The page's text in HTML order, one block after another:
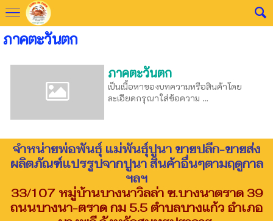
ภาคตะวันตก
ภาคตะวันตก
เป็นเนื้อหาของบทความหรือสินค้าโดย
ละเอียดกรุณาใส่ข้อความ …
จำหน่ายพ่อพันธุ์ แม่พันธุ์ปูนา ขายปลีก-ขายส่ง
ผลิตภัณฑ์แปรรูปจากปูนา สินค้าอื่นๆตามฤดูกาล
ฯลฯ
33/107 หมู่บ้านบางนาวิลล่า ซ.บางนาตราด 39
ถนนบางนา-ตราด กม 5.5 ตำบลบางแก้ว อำเภอ